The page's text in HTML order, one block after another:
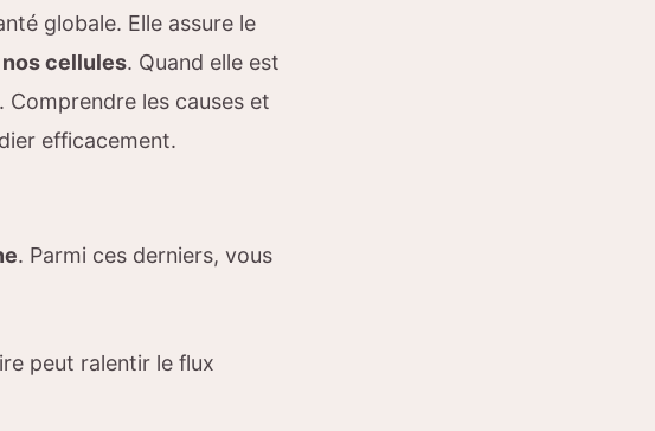
globale. Elle assure le
cellules. Quand elle est
les causes et
efficacement.
. Parmi ces derniers, vous
peut ralentir le flux